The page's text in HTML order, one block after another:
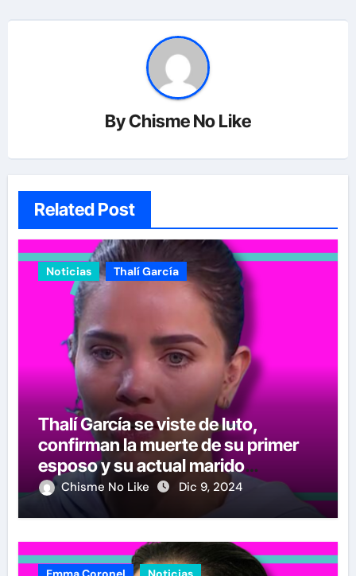
ByChisme No Like
Related Post
Noticias Thalí García
Thalí García se viste de luto,
confirman la muerte de su primer
esposo y su actual marido
reacciona a la noticia
Chisme No Like Dic 9, 2024